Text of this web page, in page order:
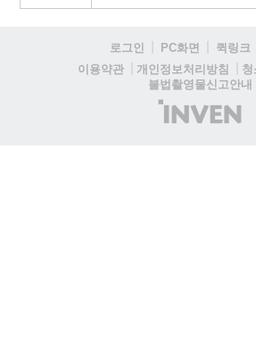
로그인 PC화면 퀵링크
이용약관
개인정보처리방침
불법촬영물신고안내
(주)
인